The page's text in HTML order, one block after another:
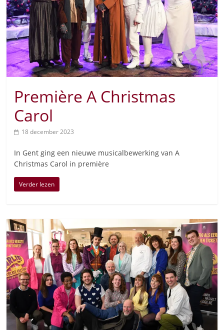
Première A Christmas
Carol
18 december 2023
In Gent ging een nieuwe musicalbewerking van A
Christmas Carol in première
Verder lezen